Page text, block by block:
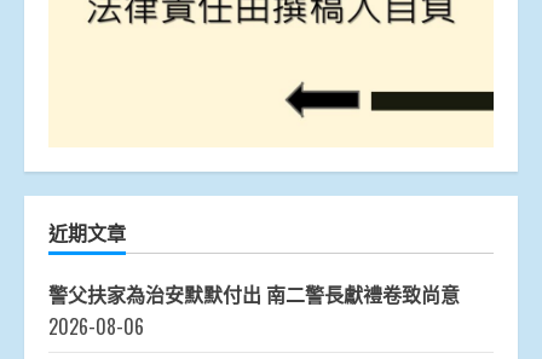
近期文章
警父扶家為治安默默付出 南二警長獻禮卷致尚意
2026-08-06